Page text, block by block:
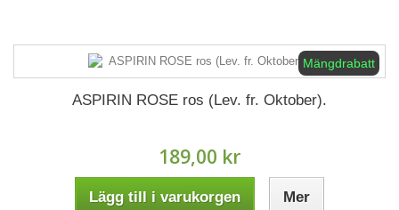
Mängdrabatt
ASPIRIN ROSE ros (Lev. fr. Oktober).
189,00 kr
Lägg till i varukorgen Mer